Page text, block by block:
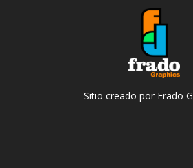
Sitio creado por Frado